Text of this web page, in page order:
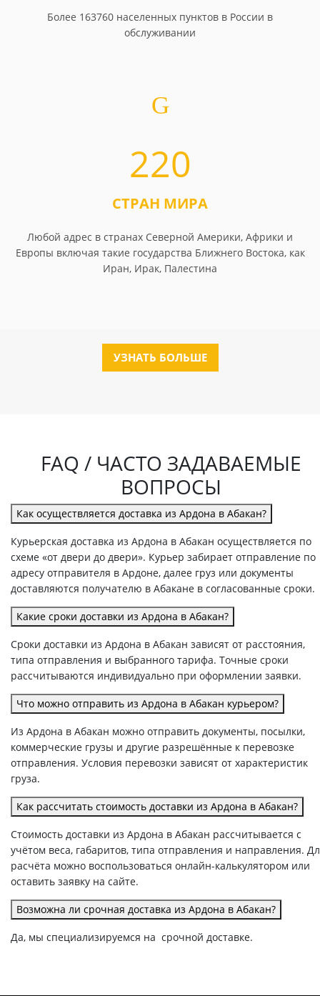
Более 163760 населенных пунктов в России в
обслуживании
220
СТРАН МИРА
Любой адрес в странах Северной Америки, Африки и
Европы включая такие государства Ближнего Востока, как
Иран, Ирак, Палестина
УЗНАТЬ БОЛЬШЕ
FAQ / ЧАСТО ЗАДАВАЕМЫЕ
ВОПРОСЫ
Как осуществляется доставка из Ардона в Абакан?
Курьерская доставка из Ардона в Абакан осуществляется по
схеме «от двери до двери». Курьер забирает отправление по
адресу отправителя в Ардоне, далее груз или документы
доставляются получателю в Абакане в согласованные сроки.
Какие сроки доставки из Ардона в Абакан?
Сроки доставки из Ардона в Абакан зависят от расстояния,
типа отправления и выбранного тарифа. Точные сроки
рассчитываются индивидуально при оформлении заявки.
Что можно отправить из Ардона в Абакан курьером?
Из Ардона в Абакан можно отправить документы, посылки,
коммерческие грузы и другие разрешённые к перевозке
отправления. Условия перевозки зависят от характеристик
груза.
Как рассчитать стоимость доставки из Ардона в Абакан?
Стоимость доставки из Ардона в Абакан рассчитывается с
учётом веса, габаритов, типа отправления и направления.
расчёта можно воспользоваться онлайн-калькулятором или
оставить заявку на сайте.
Возможна ли срочная доставка из Ардона в Абакан?
Да, мы специализируемся на срочной доставке.